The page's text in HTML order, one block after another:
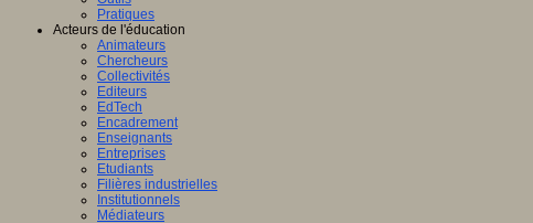
Pratiques
Acteurs de l'éducation
Animateurs
Chercheurs
Collectivités
Editeurs
EdTech
Encadrement
Enseignants
Entreprises
Etudiants
Filières industrielles
Institutionnels
Médiateurs